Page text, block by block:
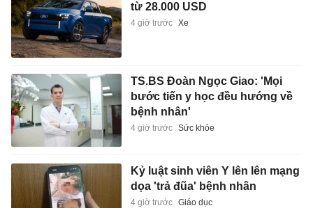
từ 28.000 USD
4 giờ trước Xe
TS.BS Đoàn Ngọc Giao: 'Mọi
bước tiến y học đều hướng về
bệnh nhân'
4 giờ trước Sức khỏe
Kỷ luật sinh viên Y lên lên mạng
dọa 'trả đũa' bệnh nhân
4 giờ trước Giáo dục